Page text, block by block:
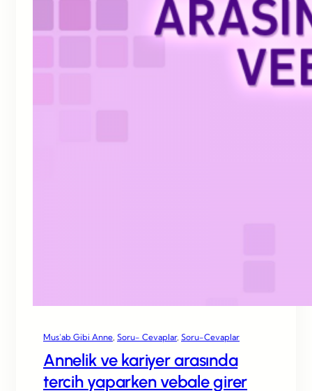
Mus’ab Gibi Anne Soru- Cevaplar, Soru-Cevaplar
Annelik ve kariyer arasında
tercih yaparken vebale girer